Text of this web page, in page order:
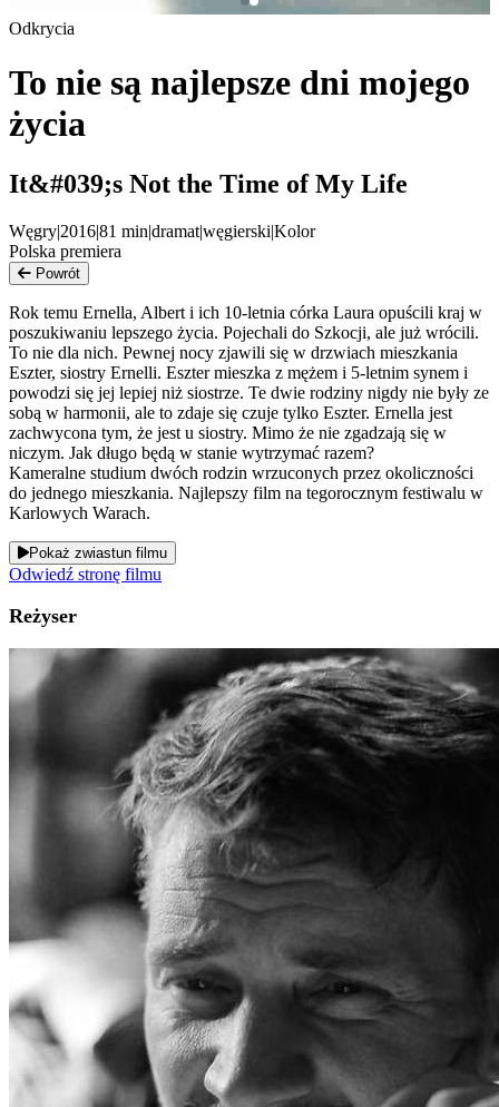
Odkrycia
To nie są najlepsze dni mojego
życia
It&#039;s Not the Time of My Life
Węgry|2016|81 min|dramat|węgierski|Kolor
Polska premiera
Powrót
Rok temu Ernella, Albert i ich 10-letnia córka Laura opuścili kraj w
poszukiwaniu lepszego życia. Pojechali do Szkocji, ale już wrócili.
To nie dla nich. Pewnej nocy zjawili się w drzwiach mieszkania
Eszter, siostry Ernelli. Eszter mieszka z mężem i 5-letnim synem i
powodzi się jej lepiej niż siostrze. Te dwie rodziny nigdy nie były ze
sobą w harmonii, ale to zdaje się czuje tylko Eszter. Ernella jest
zachwycona tym, że jest u siostry. Mimo że nie zgadzają się w
niczym. Jak długo będą w stanie wytrzymać razem?
Kameralne studium dwóch rodzin wrzuconych przez okoliczności
do jednego mieszkania. Najlepszy film na tegorocznym festiwalu w
Karlowych Warach.
Pokaż zwiastun filmu
Odwiedź stronę filmu
Reżyser